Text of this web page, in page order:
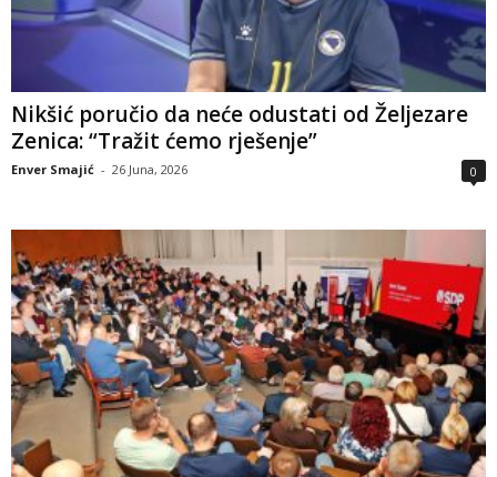
Nikšić poručio da neće odustati od Željezare
Zenica: “Tražit ćemo rješenje”
Enver Smajić - 26 Juna, 2026 0